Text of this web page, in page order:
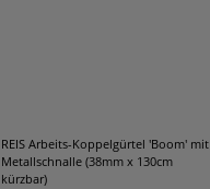
REIS Arbeits-Koppelgürtel 'Boom' mit
Metallschnalle (38mm x 130cm
kürzbar)